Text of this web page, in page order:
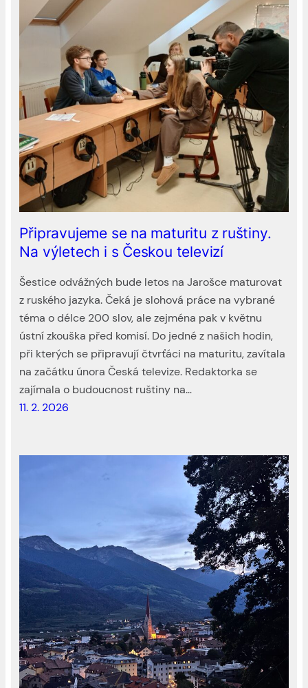
Připravujeme se na maturitu z ruštiny.
Na výletech i s Českou televizí
Šestice odvážných bude letos na Jarošce maturovat
z ruského jazyka. Čeká je slohová práce na vybrané
téma o délce 200 slov, ale zejména pak v květnu
ústní zkouška před komisí. Do jedné z našich hodin,
při kterých se připravují čtvrťáci na maturitu, zavítala
na začátku února Česká televize. Redaktorka se
zajímala o budoucnost ruštiny na…
11. 2. 2026